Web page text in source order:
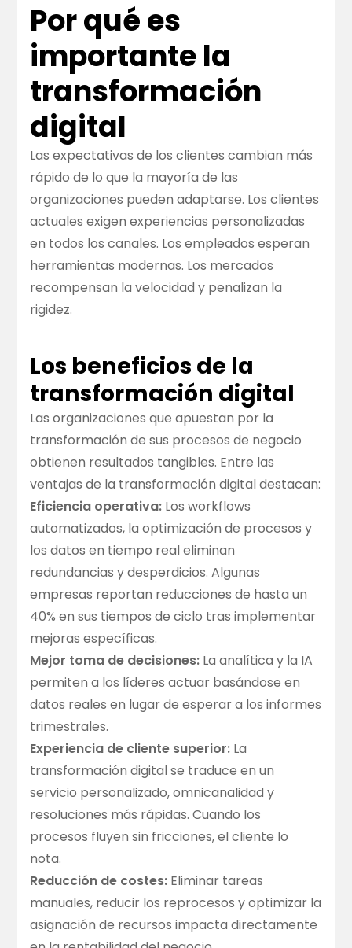
Por qué es
importante la
transformación
digital
Las expectativas de los clientes cambian más
rápido de lo que la mayoría de las
organizaciones pueden adaptarse. Los clientes
actuales exigen experiencias personalizadas
en todos los canales. Los empleados esperan
herramientas modernas. Los mercados
recompensan la velocidad y penalizan la
rigidez.
Los beneficios de la
transformación digital
Las organizaciones que apuestan por la
transformación de sus procesos de negocio
obtienen resultados tangibles. Entre las
ventajas de la transformación digital destacan:
Eficiencia operativa: Los workflows
automatizados, la optimización de procesos y
los datos en tiempo real eliminan
redundancias y desperdicios. Algunas
empresas reportan reducciones de hasta un
40% en sus tiempos de ciclo tras implementar
mejoras específicas.
Mejor toma de decisiones: La analítica y la IA
permiten a los líderes actuar basándose en
datos reales en lugar de esperar a los informes
trimestrales.
Experiencia de cliente superior: La
transformación digital se traduce en un
servicio personalizado, omnicanalidad y
resoluciones más rápidas. Cuando los
procesos fluyen sin fricciones, el cliente lo
nota.
Reducción de costes: Eliminar tareas
manuales, reducir los reprocesos y optimizar la
asignación de recursos impacta directamente